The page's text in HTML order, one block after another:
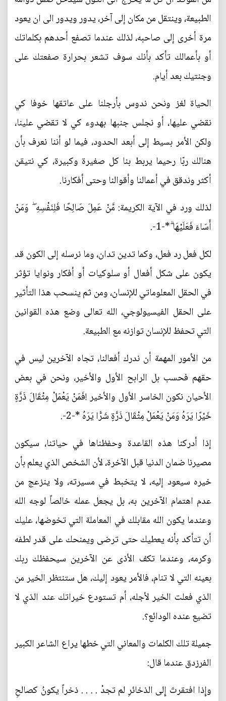
الطبيعة، وينتقل من مكان إلى آخر، يدور ويدور الى ان يعود
مرة أخرى إلى صاحبه، لذلك عندما تصفع أحدهم بكلماتك
أو بأعمالك تأكد بأنك سوف تشعر بحرارة صفعتك على
وجنتيك بعد أيام.
الحياة لغز ونحن ندوس بأرجلنا على عاتقها خوفا كي
نقضي عليها، أو نجلس جنبها بهدوء كي لا تقضي علينا،
ولكن الأمر بسيط إلى أبعد الحدود، فيما لو أننا نعرف بأن
هنالك ربّا رحيما يربط بنا كل صغيرة وكبيرة، كي نتيقن
أكثر وندقق في أعمالنا وأقوالنا وحتى أفكارنا.
لذلك ورد في الآية الكريمة: مَّنْ عَمِلَ صَالِحًا فَلِنَفْسِهِ ۖ وَمَنْ
أَسَاءَ فَعَلَيْهَا ۗ*-1-.
لكل فعل رد فعل، وكما تدين تدان، وما نرسله إلى الكون قد
يكون على شكل أفعال أو سلوكيات أو أفكار ونوايا تؤثر
في الحقل المعلوماتي للإنسان، ومن ثم ينسحب هذا التأثير
على الحقل الفيسيولوجي، الله تعالى وضع هذه القوانين
التي تحفظ للإنسان توازنه مع الطبيعة.
من الأمور المهمة أن ندرك أفعالنا، تجاه الآخرين ليس في
حقهم فحسب بل الرابح الأول والأخير، ونحن في بعض
الأحيان نكون الخاسر الأول والأخير !فَمَنْ يَعْمَلْ مِثْقَالَ ذَرَّةٍ
خَيْرًا يَرَهُ وَمَنْ يَعْمَلْ مِثْقَالَ ذَرَّةٍ شَرًّا يَرَهُ *-2-.
إذا أدركنا هذه القاعدة وحفظناها في حياتنا، سيكون
مصيرنا ضمان الدنيا قبل الآخرة، لأن الشخص الذي يعلم بأن
خيره سيعود إليه، لا يتخبط في مسيرته، ولا ينزعج من
عدم اهتمام الآخرين به، بل يجعل عمله خالصاً لوجه الله
وعندما يكون الله مقابلك في المعاملة التي تخوضها، عليك
أن تتأكد بأنه يعطيك حتى ترضى ويمنحك على قدر لطفه
وكرمه، وعندما تكف الأذى عن الآخرين سيحفظك ربك
بعينه التي لا تنام، فالأمر يعود إليك، هل ستنتظر الخير من
الذي فعلت الخير لأجله، أم تستودع خيراتك عند الذي لا
تضيع عنده الودائع؟.
جميلة تلك الكلمات والمعاني التي خطها يراع الشاعر الكبير
الفرزدق عندما قال:
وإِذا افتقرتَ إِلى الذخائرِ لم تجدْ . . . . ذخراً يكونُ كصالحِ